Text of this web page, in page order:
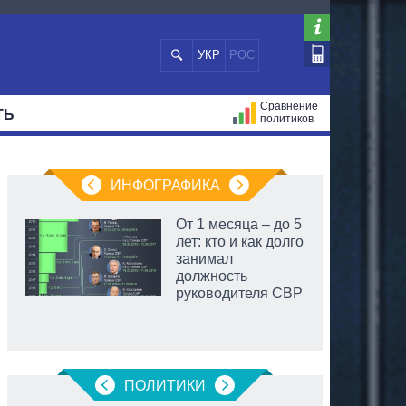
УКР РОС
Сравнение
политиков
ИНФОГРАФИКА
От 1 месяца – до 5
лет: кто и как долго
занимал
должность
руководителя СВР
ПОЛИТИКИ